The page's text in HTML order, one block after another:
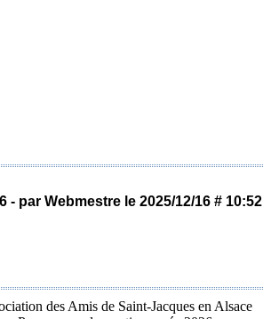
par Webmestre le 2025/12/16 # 10:52
des Amis de Saint-Jacques en Alsace